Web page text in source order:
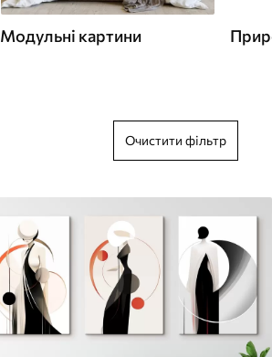
Модульні картини
Очистити фільтр